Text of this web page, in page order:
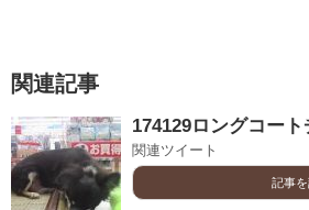
関連記事
174129ロングコー
関連ツイート
記事